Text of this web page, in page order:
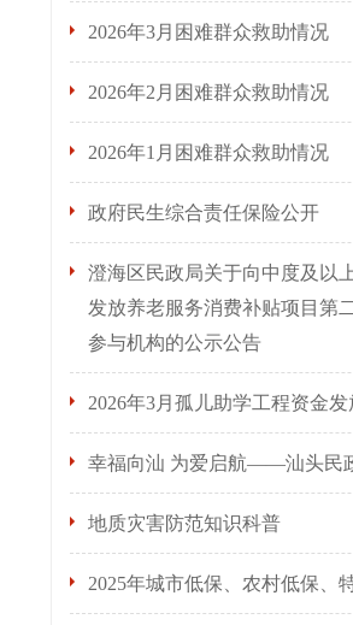
2026年3月困难群众救助情况
2026年2月困难群众救助情况
2026年1月困难群众救助情况
政府民生综合责任保险公开
澄海区民政局关于向中度及以
发放养老服务消费补贴项目第
参与机构的公示公告
2026年3月孤儿助学工程资金
幸福向汕 为爱启航——汕头民
地质灾害防范知识科普
2025年城市低保、农村低保、